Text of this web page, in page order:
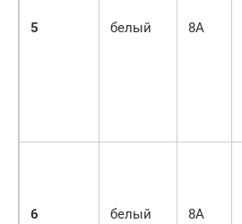
5 белый 8A
6 белый 8A